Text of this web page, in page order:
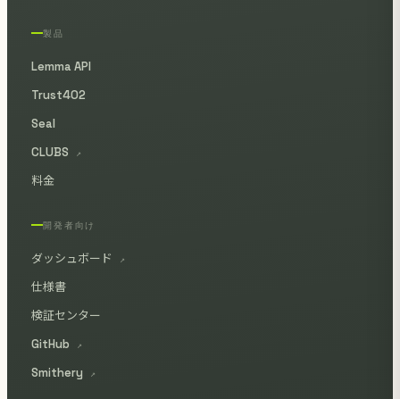
製品
Lemma API
Trust402
Seal
CLUBS
↗
料金
開発者向け
ダッシュボード ↗
仕様書
検証センター
GitHub
↗
Smithery ↗